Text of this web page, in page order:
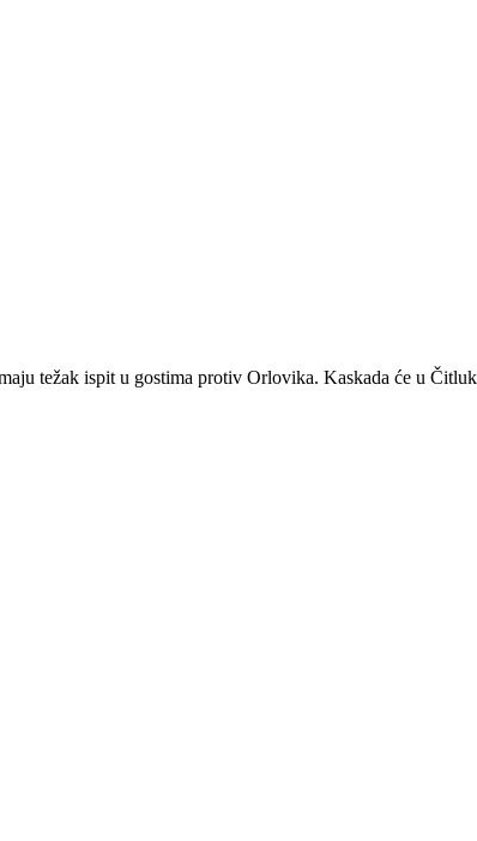
težak ispit u gostima protiv Orlovika. Kaskada će u